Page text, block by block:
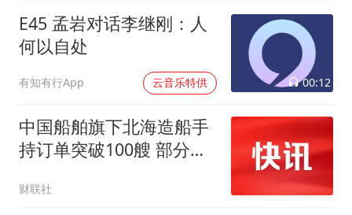
E45 孟岩对话李继刚：人
何以自处
有知有行App 云音乐特供 00:12
中国船舶旗下北海造船手
持订单突破100艘 部分订
财联社